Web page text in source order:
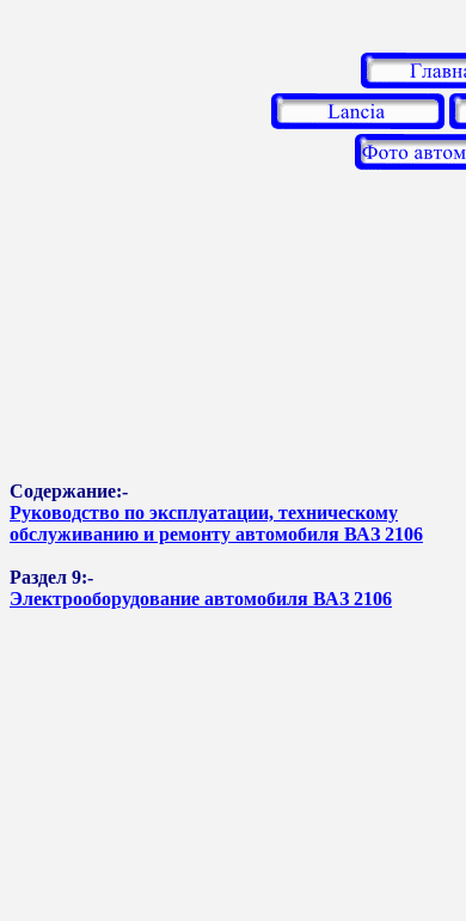
Содержание:-
Руководство по эксплуатации, техническому
обслуживанию и ремонту автомобиля ВАЗ 2106
Раздел 9:-
Электрооборудование автомобиля ВАЗ 2106